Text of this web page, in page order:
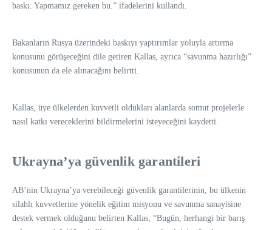
baskı. Yapmamız gereken bu.” ifadelerini kullandı.
Bakanların Rusya üzerindeki baskıyı yaptırımlar yoluyla artırma
konusunu görüşeceğini dile getiren Kallas, ayrıca “savunma hazırlığı”
konusunun da ele alınacağını belirtti.
Kallas, üye ülkelerden kuvvetli oldukları alanlarda somut projelerle
nasıl katkı vereceklerini bildirmelerini isteyeceğini kaydetti.
Ukrayna’ya güvenlik garantileri
AB’nin Ukrayna’ya verebileceği güvenlik garantilerinin, bu ülkenin
silahlı kuvvetlerine yönelik eğitim misyonu ve savunma sanayisine
destek vermek olduğunu belirten Kallas, “Bugün, herhangi bir barış